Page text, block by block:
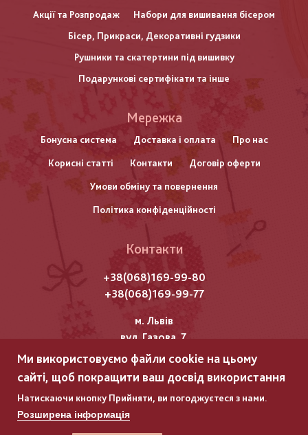
Акції та Розпродаж
Набори для вишивання бісером
Бісер, Прикраси, Декоративні гудзики
Рушники та скатертини під вишивку
Подарункові сертифікати та інше
нижнього
колонтитулу
Мережка
Бонусна система Доставка і оплата Про нас
Корисні статті Контакти Договір оферти
Умови обміну та повернення
Політика конфіденційності
Контакти
+38(068)169-99-80
+38(068)169-99-77
м. Львів
вул. Газова, 7
Всі права захищені "Мережка"
Copyright © 2025
Ми використовуємо файли cookie на цьому
сайті, щоб покращити ваш досвід використання
Натискаючи кнопку Прийняти, ви погоджуєтеся з нами.
Розширена інформація